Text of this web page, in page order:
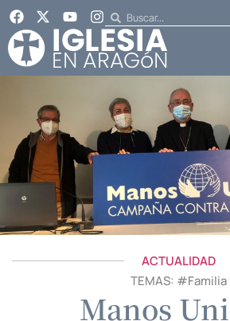
ACTUALIDAD
TEMAS: #Familia
Manos